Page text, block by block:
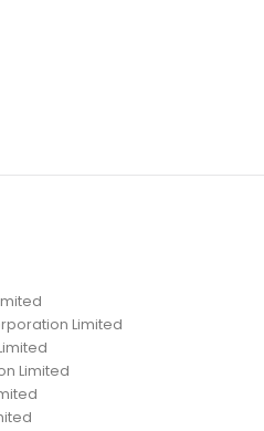
Limited
Limited